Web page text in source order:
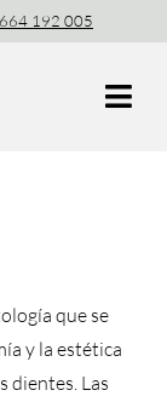
664 192 005
que se
y la estética
dientes. Las